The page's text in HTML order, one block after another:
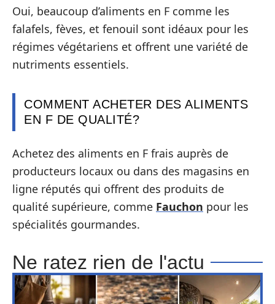
Oui, beaucoup d’aliments en F comme les
falafels, fèves, et fenouil sont idéaux pour les
régimes végétariens et offrent une variété de
nutriments essentiels.
COMMENT ACHETER DES ALIMENTS
EN F DE QUALITÉ?
Achetez des aliments en F frais auprès de
producteurs locaux ou dans des magasins en
ligne réputés qui offrent des produits de
qualité supérieure, comme Fauchon pour les
spécialités gourmandes.
Ne ratez rien de l'actu